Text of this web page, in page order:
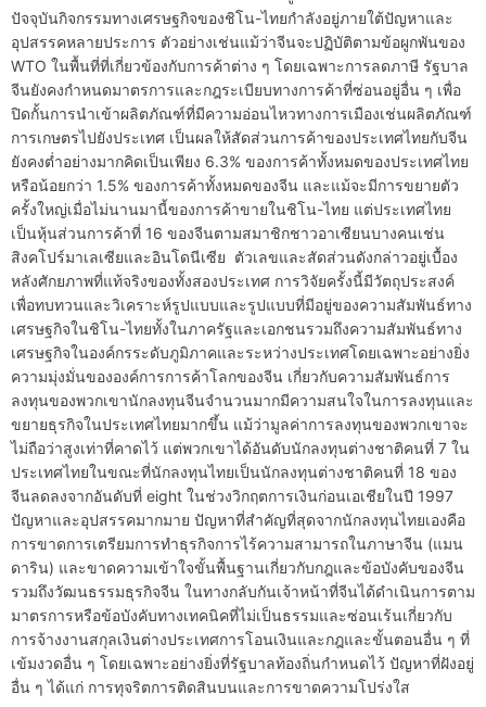
ปัจจุบันกิจกรรมทางเศรษฐกิจของชิโน-ไทยกำลังอยู่ภายใต้ปัญหาและ
อุปสรรคหลายประการ ตัวอย่างเช่นแม้ว่าจีนจะปฏิบัติตามข้อผูกพันของ
WTO ในพื้นที่ที่เกี่ยวข้องกับการค้าต่าง ๆ โดยเฉพาะการลดภาษี รัฐบาล
จีนยังคงกำหนดมาตรการและกฎระเบียบทางการค้าที่ซ่อนอยู่อื่น ๆ เพื่อ
ปิดกั้นการนำเข้าผลิตภัณฑ์ที่มีความอ่อนไหวทางการเมืองเช่นผลิตภัณฑ์
การเกษตรไปยังประเทศ เป็นผลให้สัดส่วนการค้าของประเทศไทยกับจีน
ยังคงต่ำอย่างมากคิดเป็นเพียง 6.3% ของการค้าทั้งหมดของประเทศไทย
หรือน้อยกว่า 1.5% ของการค้าทั้งหมดของจีน และแม้จะมีการขยายตัว
ครั้งใหญ่เมื่อไม่นานมานี้ของการค้าขายในชิโน-ไทย แต่ประเทศไทย
เป็นหุ้นส่วนการค้าที่ 16 ของจีนตามสมาชิกชาวอาเซียนบางคนเช่น
สิงคโปร์มาเลเซียและอินโดนีเซีย ตัวเลขและสัดส่วนดังกล่าวอยู่เบื้อง
หลังศักยภาพที่แท้จริงของทั้งสองประเทศ การวิจัยครั้งนี้มีวัตถุประสงค์
เพื่อทบทวนและวิเคราะห์รูปแบบและรูปแบบที่มีอยู่ของความสัมพันธ์ทาง
เศรษฐกิจในชิโน-ไทยทั้งในภาครัฐและเอกชนรวมถึงความสัมพันธ์ทาง
เศรษฐกิจในองค์กรระดับภูมิภาคและระหว่างประเทศโดยเฉพาะอย่างยิ่ง
ความมุ่งมั่นขององค์การการค้าโลกของจีน เกี่ยวกับความสัมพันธ์การ
ลงทุนของพวกเขานักลงทุนจีนจำนวนมากมีความสนใจในการลงทุนและ
ขยายธุรกิจในประเทศไทยมากขึ้น แม้ว่ามูลค่าการลงทุนของพวกเขาจะ
ไม่ถือว่าสูงเท่าที่คาดไว้ แต่พวกเขาได้อันดับนักลงทุนต่างชาติคนที่ 7 ใน
ประเทศไทยในขณะที่นักลงทุนไทยเป็นนักลงทุนต่างชาติคนที่ 18 ของ
จีนลดลงจากอันดับที่ eight ในช่วงวิกฤตการเงินก่อนเอเชียในปี 1997
ปัญหาและอุปสรรคมากมาย ปัญหาที่สำคัญที่สุดจากนักลงทุนไทยเองคือ
การขาดการเตรียมการทำธุรกิจการไร้ความสามารถในภาษาจีน (แมน
ดาริน) และขาดความเข้าใจขั้นพื้นฐานเกี่ยวกับกฎและข้อบังคับของจีน
รวมถึงวัฒนธรรมธุรกิจจีน ในทางกลับกันเจ้าหน้าที่จีนได้ดำเนินการตาม
มาตรการหรือข้อบังคับทางเทคนิคที่ไม่เป็นธรรมและซ่อนเร้นเกี่ยวกับ
การจ้างงานสกุลเงินต่างประเทศการโอนเงินและกฎและขั้นตอนอื่น ๆ ที่
เข้มงวดอื่น ๆ โดยเฉพาะอย่างยิ่งที่รัฐบาลท้องถิ่นกำหนดไว้ ปัญหาที่ฝังอยู่
อื่น ๆ ได้แก่ การทุจริตการติดสินบนและการขาดความโปร่งใส